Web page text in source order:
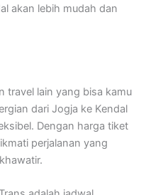
akan lebih mudah dan
travel lain yang bisa kamu
dari Jogja ke Kendal
Dengan harga tiket
perjalanan yang